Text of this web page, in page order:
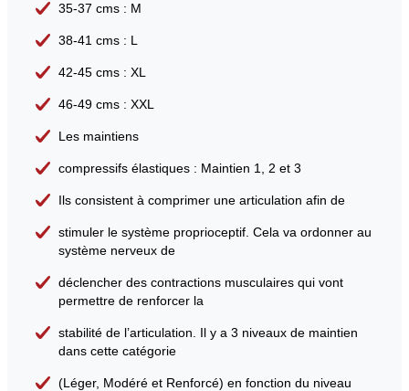
35-37 cms : M
38-41 cms : L
42-45 cms : XL
46-49 cms : XXL
Les maintiens
compressifs élastiques : Maintien 1, 2 et 3
Ils consistent à comprimer une articulation afin de
stimuler le système proprioceptif. Cela va ordonner au
système nerveux de
déclencher des contractions musculaires qui vont
permettre de renforcer la
stabilité de l’articulation. Il y a 3 niveaux de maintien
dans cette catégorie
(Léger, Modéré et Renforcé) en fonction du niveau